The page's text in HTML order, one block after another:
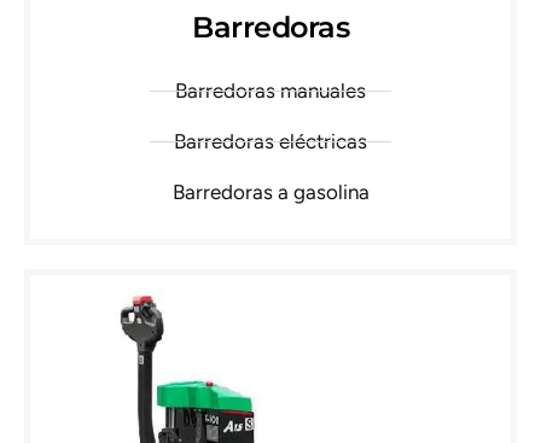
Barredoras
Barredoras manuales
Barredoras eléctricas
Barredoras a gasolina